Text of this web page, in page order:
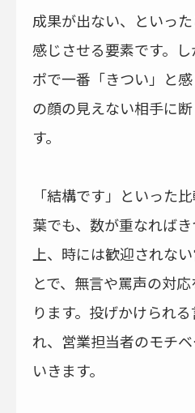
成果が出ない、といっ
感じさせる要素です。
ポで一番「きつい」と
の顔の見えない相手に
す。
「結構です」といった
葉でも、数が重なれば
上、時には歓迎されな
とで、無言や罵声の対
ります。投げかけられ
れ、営業担当者のモチ
いきます。